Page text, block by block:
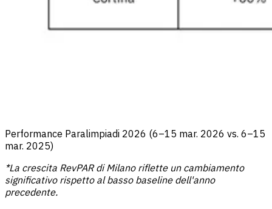
Performance Paralimpiadi 2026 (6–15 mar. 2026 vs. 6–15
mar. 2025)
*La crescita RevPAR di Milano riflette un cambiamento
significativo rispetto al basso baseline dell'anno
precedente.